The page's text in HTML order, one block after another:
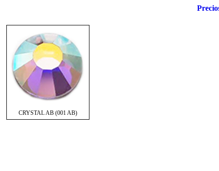
CRYSTAL AB (001 AB)